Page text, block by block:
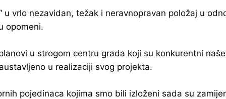
u vrlo nezavidan, težak i neravnopravan položaj u
opomeni.
u strogom centru grada koji su konkurentni
u realizaciji svog projekta.
pojedinaca kojima smo bili izloženi sada su